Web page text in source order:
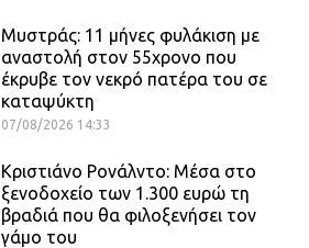
Μυστράς: 11 μήνες φυλάκιση με
αναστολή στον 55χρονο που
έκρυβε τον νεκρό πατέρα του σε
καταψύκτη
07/08/2026 14:33
Κριστιάνο Ρονάλντο: Μέσα στο
ξενοδοχείο των 1.300 ευρώ τη
βραδιά που θα φιλοξενήσει τον
γάμο του